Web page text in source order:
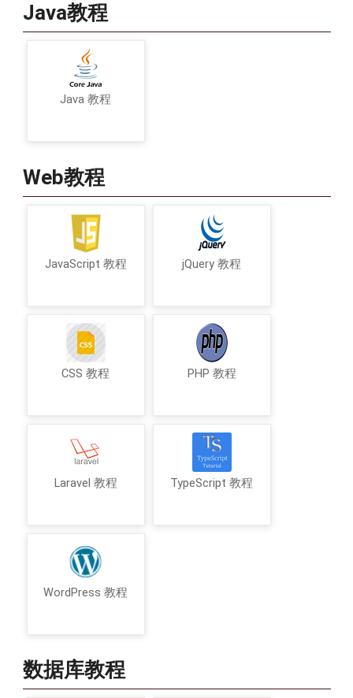
Java教程
Java 教程
Web教程
JavaScript 教程 jQuery 教程
CSS 教程 PHP 教程
Laravel 教程 TypeScript 教程
WordPress 教程
数据库教程